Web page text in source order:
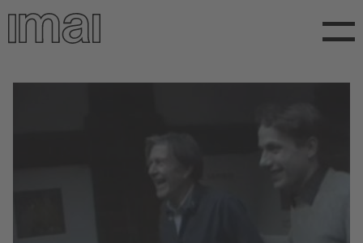
Direkt
zum
Inhalt